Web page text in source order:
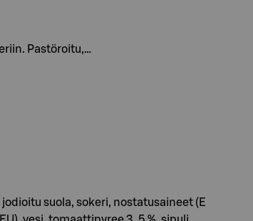
Pastöroitu,…
jodioitu suola, sokeri, nostatusaineet (E